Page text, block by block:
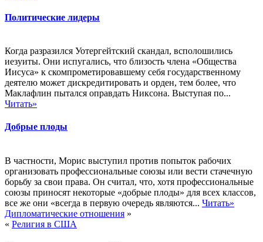
Политические лидеры
Когда разразился Уотергейтский скандал, всполошились
иезуиты. Они испугались, что близость члена «Общества
Иисуса» к скомпрометировавшему себя государственному
деятелю может дискредитировать и орден, тем более, что
Маклафлин пытался оправдать Никсона. Выступая по...
Читать»
Добрые плоды
В частности, Морис выступил против попыток рабочих
организовать профессиональные союзы или вести стачечную
борьбу за свои права. Он считал, что, хотя профессиональные
союзы приносят некоторые «добрые плоды» для всех классов,
все же они «всегда в первую очередь являются... Читать»
Дипломатические отношения »
« Религия в США